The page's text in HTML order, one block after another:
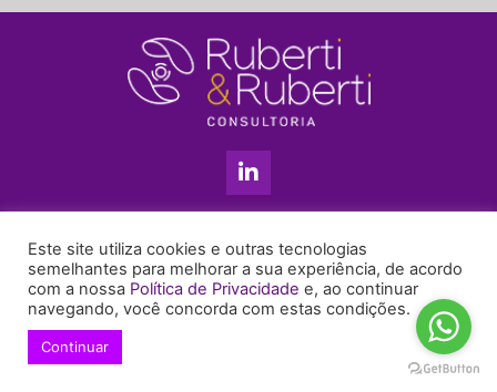
L
i
n
e
d
i
n
+55 11 99655-6439
enyruberti@ruberticonsultoria.com.br
Este site utiliza cookies e outras tecnologias
semelhantes para melhorar a sua experiência, de acordo
com a nossa Política de Privacidade e, ao continuar
navegando, você concorda com estas condições.
Continuar